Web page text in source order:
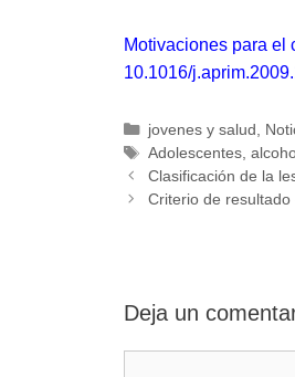
Motivaciones para el
10.1016/
Categorías
jovenes y salud
Etiquetas
Adolescentes,
Clasificación de la
Criterio de
Deja un